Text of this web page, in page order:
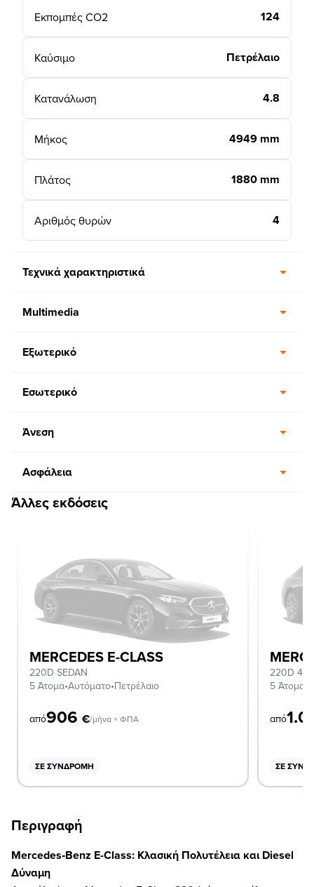
Εκπομπές CO2 124
Καύσιμο Πετρέλαιο
Κατανάλωση 4.8
Μήκος 4949 mm
Πλάτος 1880 mm
Αριθμός θυρών 4
Τεχνικά χαρακτηριστικά
Multimedia
Εξωτερικό
Εσωτερικό
Άνεση
Ασφάλεια
Άλλες εκδόσεις
MERCEDES E-CLASS
220D SEDAN
5 Άτομα•Αυτόματο•Πετρέλαιο
από906 €/μήνα + ΦΠΑ
ΣΕ ΣΥΝΔΡΟΜΉ
5 Άτομα
από
ΣΕ
Περιγραφή
Mercedes‑Benz E-Class: Κλασική Πολυτέλεια και Diesel
Δύναμη